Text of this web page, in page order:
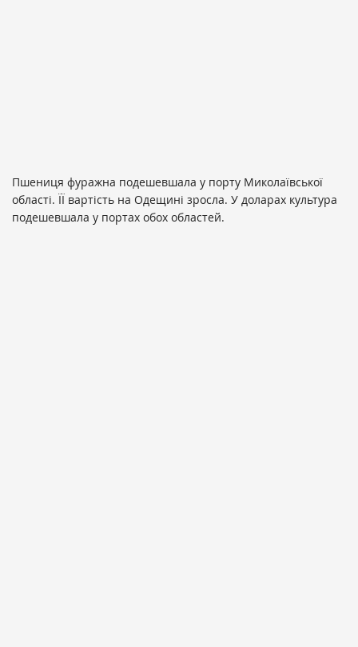
Пшениця фуражна подешевшала у порту Миколаївської
області. ЇЇ вартість на Одещині зросла. У доларах культура
подешевшала у портах обох областей.